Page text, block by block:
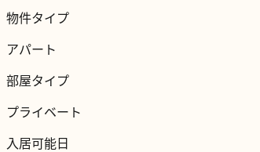
物件タイプ
アパート
部屋タイプ
プライベート
入居可能日